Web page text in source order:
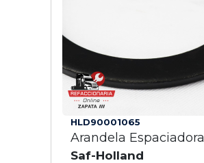
HLD90001065
Arandela Espaciadora
Saf-Holland